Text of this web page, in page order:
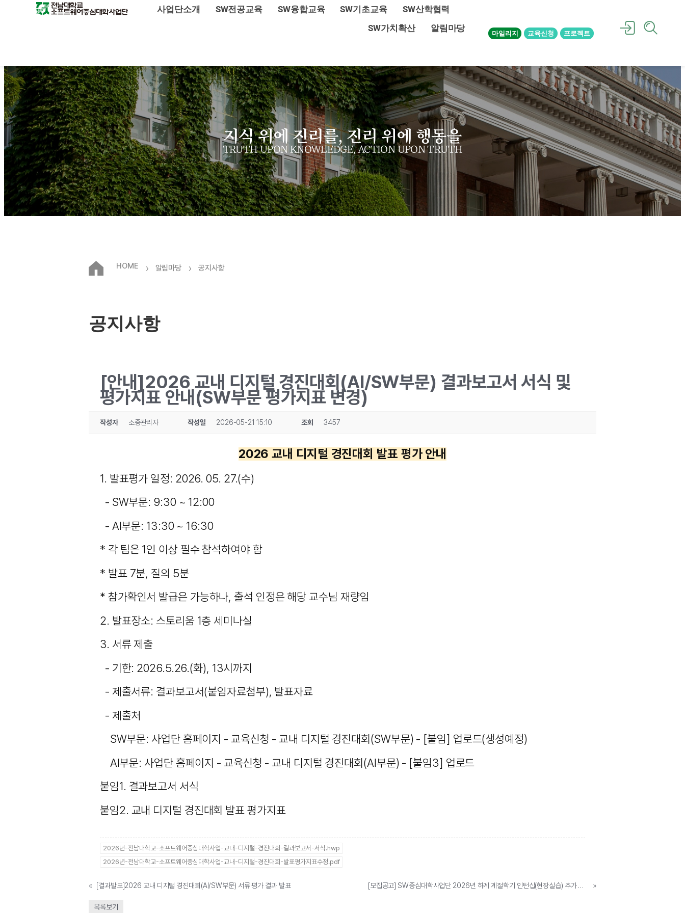
사업단소개 SW전공교육 SW융합교육 SW기초교육
SW산학협력
SW가치확산
알림마당 마일리지 교육신청 프로젝트
지식 위에 진리를, 진리 위에 행동을
TRUTH UPON KNOWLEDGE, ACTION UPON TRUTH
HOME › 알림마당 › 공지사항
공지사항
[안내]2026 교내 디지털 경진대회(AI/SW부문) 결과보고서 서식 및
평가지표 안내(SW부문 평가지표 변경)
작성자 소중관리자 작성일 2026-05-21 15:10 조회 3457
2026 교내 디지털 경진대회 발표 평가 안내
1. 발표평가 일정: 2026. 05. 27.(수)
- SW부문: 9:30 ~ 12:00
- AI부문: 13:30 ~ 16:30
* 각 팀은 1인 이상 필수 참석하여야 함
* 발표 7분, 질의 5분
* 참가확인서 발급은 가능하나, 출석 인정은 해당 교수님 재량임
2. 발표장소: 스토리움 1층 세미나실
3. 서류 제출
- 기한: 2026.5.26.(화), 13시까지
- 제출서류: 결과보고서(붙임자료첨부), 발표자료
- 제출처
SW부문: 사업단 홈페이지 - 교육신청 - 교내 디지털 경진대회(SW부문) - [붙임] 업로드(생성예정)
AI부문: 사업단 홈페이지 - 교육신청 - 교내 디지털 경진대회(AI부문) - [붙임3] 업로드
붙임1. 결과보고서 서식
붙임2. 교내 디지털 경진대회 발표 평가지표
2026년-전남대학교-소프트웨어중심대학사업-교내-디지털-경진대회-결과보고서-서식.hwp
2026년-전남대학교-소프트웨어중심대학사업-교내-디지털-경진대회-발표평가지표수정.pdf
« [결과발표]2026 교내 디지털 경진대회(AI/SW부문) 서류 평가 결과 발표 [모집공고] SW중심대학사업단 2026년 하계 계절학기 인턴십(현장실습) 추가 학생 모집 »
목록보기